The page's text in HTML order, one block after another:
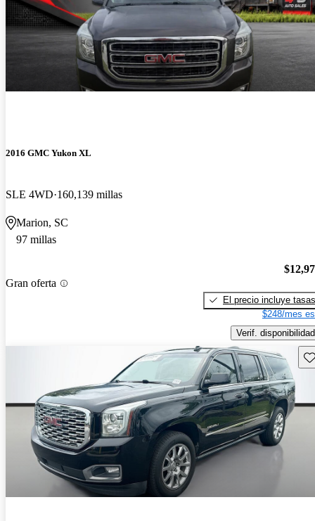
2016 GMC Yukon XL
SLE 4WD 160,139 millas
Marion, SC
97 millas
Gran oferta
El precio incluye tasas
$248/mes
Verif. disponibilidad